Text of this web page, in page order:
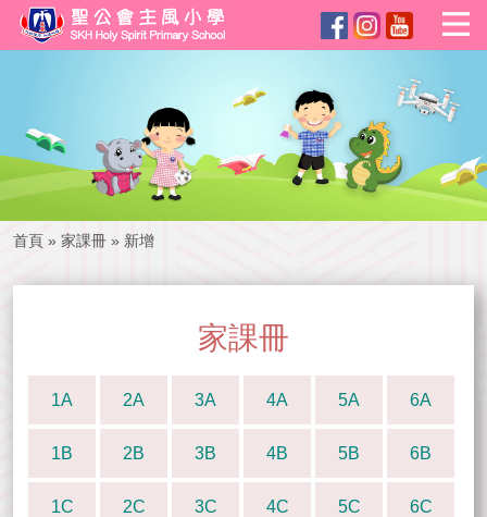
首頁 » 家課冊 » 新增
家課冊
1A 2A 3A 4A 5A 6A
1B 2B 3B 4B 5B 6B
1C 2C 3C 4C 5C 6C